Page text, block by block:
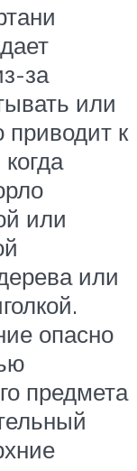
за
или
приводит к
или
или
опасно
предмета